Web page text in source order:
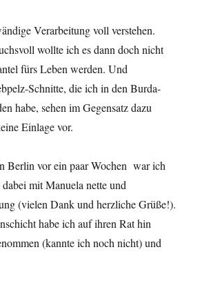
Verarbeitung voll verstehen.
wollte ich es dann doch nicht
fürs Leben werden. Und
Schnitte, die ich in den Burda-
habe, sehen im Gegensatz dazu
Einlage vor.
Berlin vor ein paar Wochen war ich
mit Manuela nette und
(vielen Dank und herzliche Grüße!).
habe ich auf ihren Rat hin
(kannte ich noch nicht) und